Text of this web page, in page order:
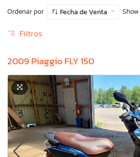
Ordenar por
Fecha de Venta Show
Filtros
2009 Piaggio FLY 150